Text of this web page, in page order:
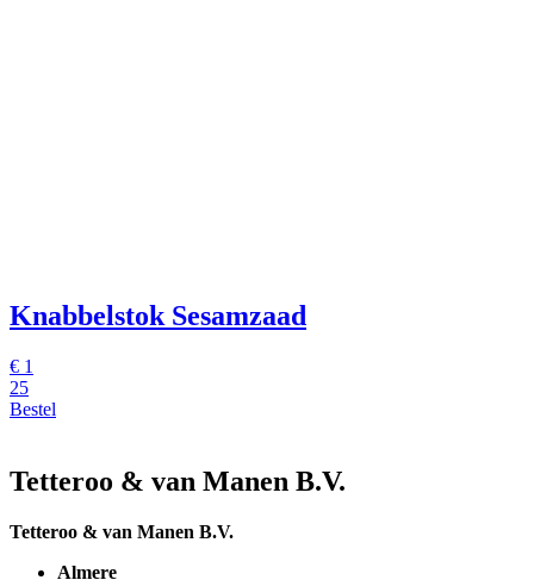
Knabbelstok Sesamzaad
€ 1
25
Bestel
Tetteroo & van Manen B.V.
Tetteroo & van Manen B.V.
Almere